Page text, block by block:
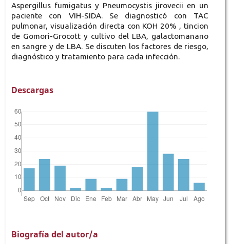
Aspergillus fumigatus y Pneumocystis jirovecii en un
paciente con VIH-SIDA. Se diagnosticó con TAC
pulmonar, visualización directa con KOH 20% , tincion
de Gomori-Grocott y cultivo del LBA, galactomanano
en sangre y de LBA. Se discuten los factores de riesgo,
diagnóstico y tratamiento para cada infección.
Descargas
Biografía del autor/a